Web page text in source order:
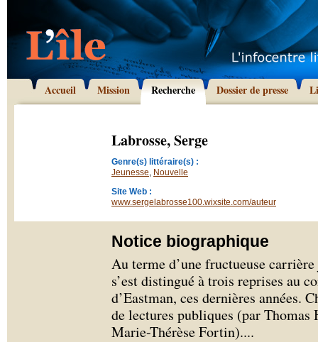
Accueil Mission Recherche Dossier de presse
Labrosse, Serge
Genre(s) littéraire(s) :
Jeunesse, Nouvelle
Site Web :
www.sergelabrosse100.wixsite.com/auteur
Notice biographique
Au terme d’une fructueuse
s’est distingué à trois reprises au
d’Eastman, ces dernières années.
de lectures publiques (par
Marie-Thérèse Fortin)....